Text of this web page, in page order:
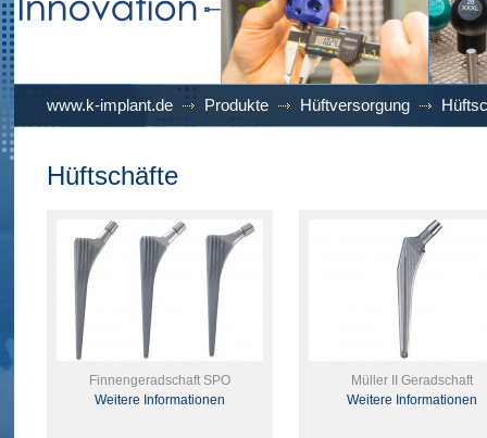
www.k-implant.de Produkte Hüftversorgung
Hüftschäfte
Finnengeradschaft SPO
Weitere Informationen
Müller II Geradschaft
Weitere Informationen